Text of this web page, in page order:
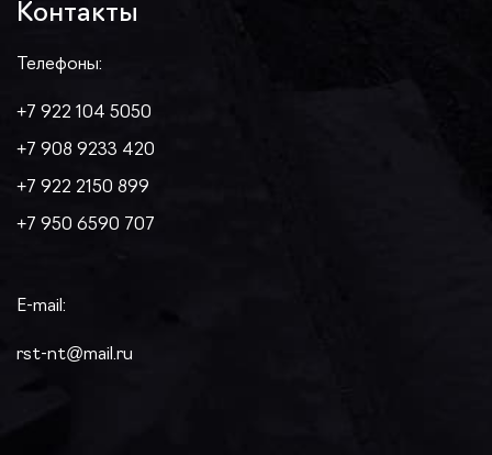
Контакты
Телефоны:
+7 922 104 5050
+7 908 9233 420
+7 922 2150 899
+7 950 6590 707
E-mail:
rst-nt@mail.ru